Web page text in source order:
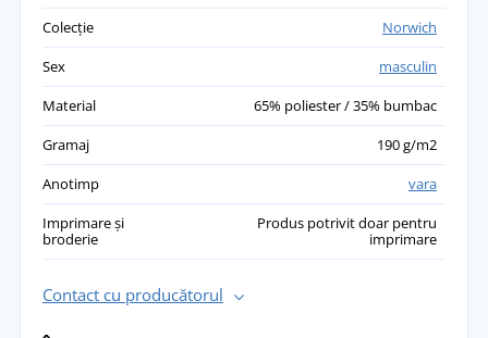
Colecție
Norwich
Sex
masculin
Material
65% poliester / 35% bumbac
Gramaj
190 g/m2
Anotimp
vara
Imprimare și
broderie
Produs potrivit doar pentru
imprimare
Contact cu producătorul